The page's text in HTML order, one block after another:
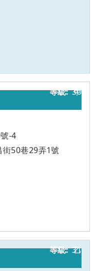
30
-4
街50巷29弄1號
甲
31
乙